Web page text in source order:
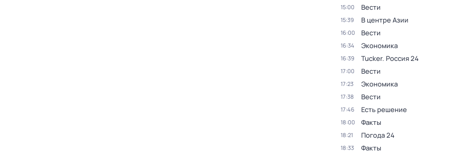
15:00 Вести
15:39 В центре Азии
16:00 Вести
16:34 Экономика
16:39 Tucker. Россия 24
17:00 Вести
17:23 Экономика
17:38 Вести
17:46 Есть решение
18:00 Факты
18:21 Погода 24
18:33 Факты